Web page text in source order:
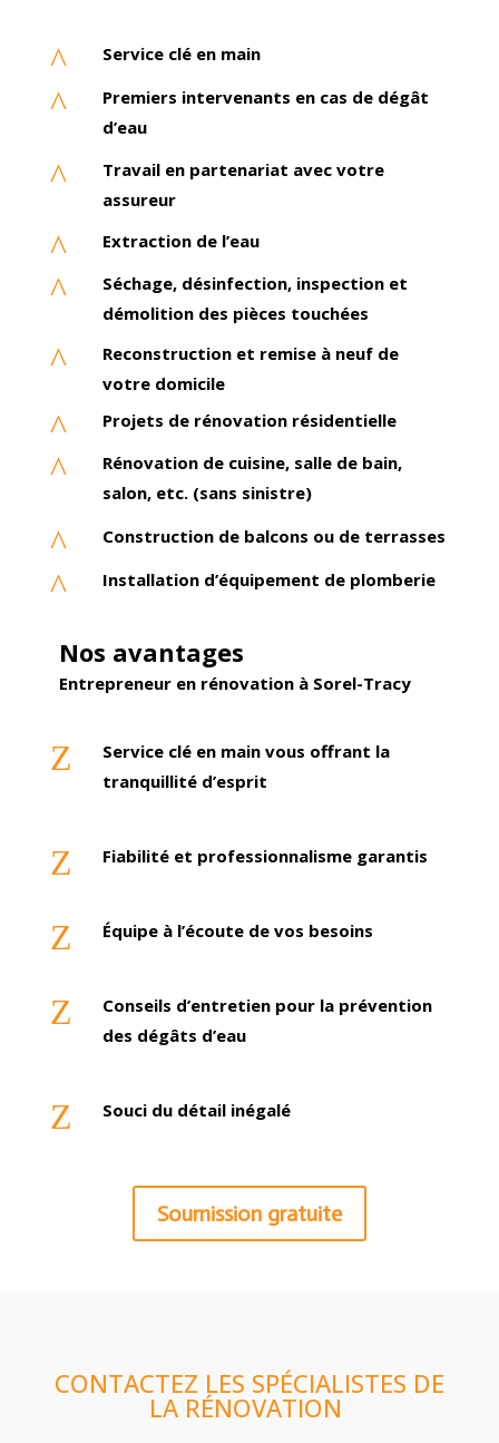
^ Service clé en main
^
Premiers intervenants en cas de dégât
d’eau
^
Travail en partenariat avec votre
assureur
^ Extraction de l’eau
^
Séchage, désinfection, inspection et
démolition des pièces touchées
^
Reconstruction et remise à neuf de
votre domicile
^ Projets de rénovation résidentielle
^
Rénovation de cuisine, salle de bain,
salon, etc. (sans sinistre)
^ Construction de balcons ou de terrasses
^ Installation d’équipement de plomberie
Nos avantages
Entrepreneur en rénovation à Sorel-Tracy
Z
Service clé en main vous offrant la
tranquillité d’esprit
Z Fiabilité et professionnalisme garantis
Z Équipe à l’écoute de vos besoins
Z
Conseils d’entretien pour la prévention
des dégâts d’eau
Z Souci du détail inégalé
Soumission gratuite
CONTACTEZ LES SPÉCIALISTES DE
LA RÉNOVATION